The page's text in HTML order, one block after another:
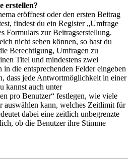
erstellen?
eröffnest oder den ersten Beitrag
findest du ein Register „Umfrage
Formulars zur Beitragserstellung.
nicht sehen können, so hast du
Berechtigung, Umfragen zu
Titel und mindestens zwei
die entsprechenden Felder eingeben
dass jede Antwortmöglichkeit in einer
kannst auch unter
pro Benutzer“ festlegen, wie viele
auswählen kann, welches Zeitlimit für
dabei eine zeitlich unbegrenzte
ob die Benutzer ihre Stimme